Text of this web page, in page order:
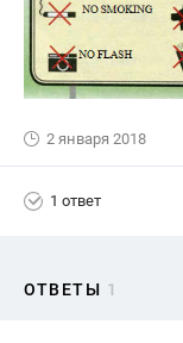
2 января 2018
1 ответ
ОТВЕТЫ 1